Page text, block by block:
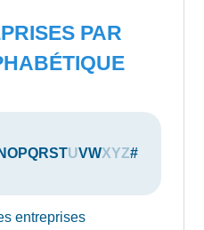
PAR
NOPQRSTUVWXYZ#
entreprises